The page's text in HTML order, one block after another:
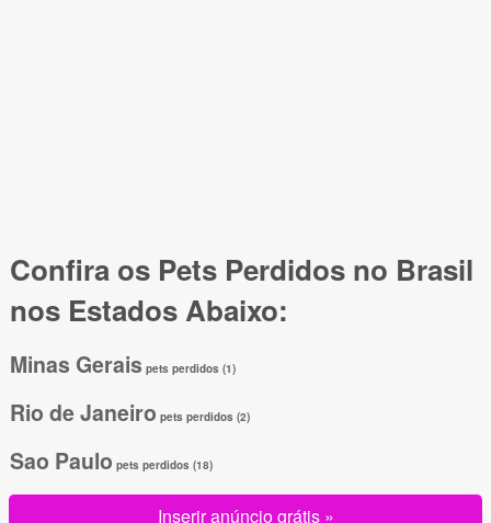
Confira os Pets Perdidos no Brasil
nos Estados Abaixo:
Minas Gerais pets perdidos (1)
Rio de Janeiro pets perdidos (2)
Sao Paulo pets perdidos (18)
Inserir anúncio grátis »